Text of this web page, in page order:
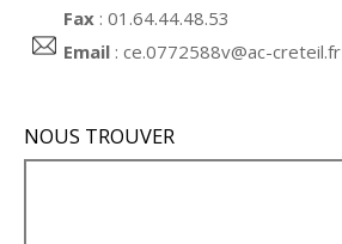
Fax : 01.64.44.48.53
Email :ce.0772588v@ac-creteil.fr
NOUS TROUVER